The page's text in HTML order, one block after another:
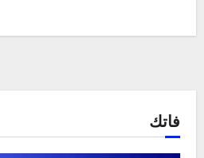
فاتك